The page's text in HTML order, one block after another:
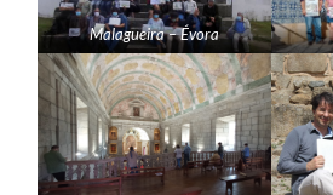
Malagueira – Évora